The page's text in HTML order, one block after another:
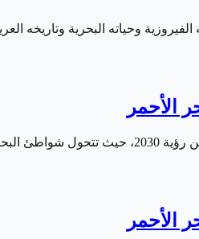
متكاملة…